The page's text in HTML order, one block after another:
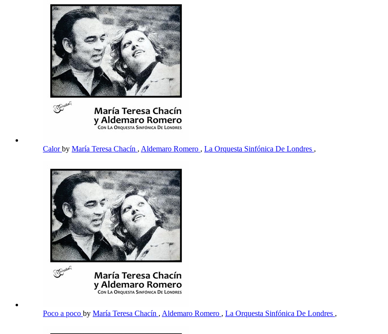
Calorby María Teresa Chacín , Aldemaro Romero , La Orquesta Sinfónica De Londres ,
Poco a poco by María Teresa Chacín , Aldemaro Romero , La Orquesta Sinfónica De Londres ,